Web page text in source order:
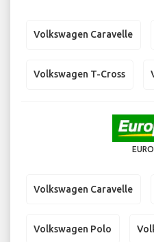
Volkswagen Caravelle
Volkswagen T-Cross
Volkswagen Caravelle
Volkswagen Polo